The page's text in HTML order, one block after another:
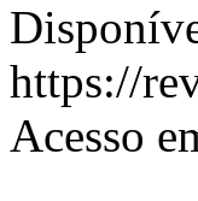
https://
Acesso